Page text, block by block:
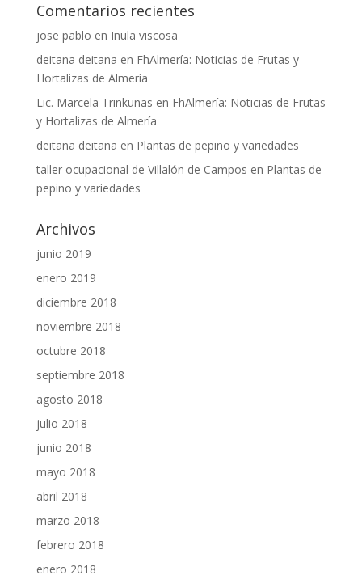
Comentarios recientes
jose pablo en Inula viscosa
deitana deitana en FhAlmería: Noticias de Frutas y
Hortalizas de Almería
Lic. Marcela Trinkunas en FhAlmería: Noticias de Frutas
y Hortalizas de Almería
deitana deitana en Plantas de pepino y variedades
taller ocupacional de Villalón de Campos en Plantas de
pepino y variedades
Archivos
junio 2019
enero 2019
diciembre 2018
noviembre 2018
octubre 2018
septiembre 2018
agosto 2018
julio 2018
junio 2018
mayo 2018
abril 2018
marzo 2018
febrero 2018
enero 2018